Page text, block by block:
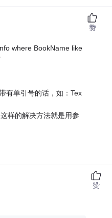
where BookName like
有单引号的话，如：Tex
样的解决方法就是用参
赞
赞